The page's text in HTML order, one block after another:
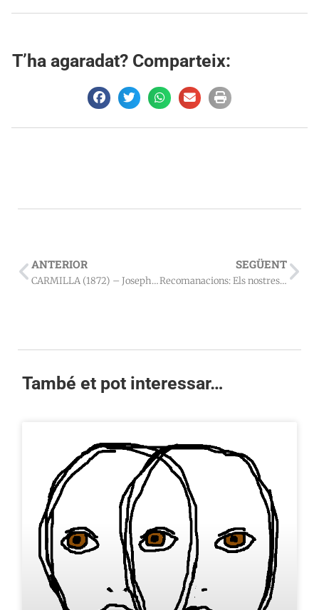
T’ha agaradat? Comparteix:
ANTERIOR
CARMILLA (1872) – Joseph Sheridan Le Fanu
SEGÜENT
Recomanacions: Els nostres llibres per Sant Jordi 2016
També et pot interessar…